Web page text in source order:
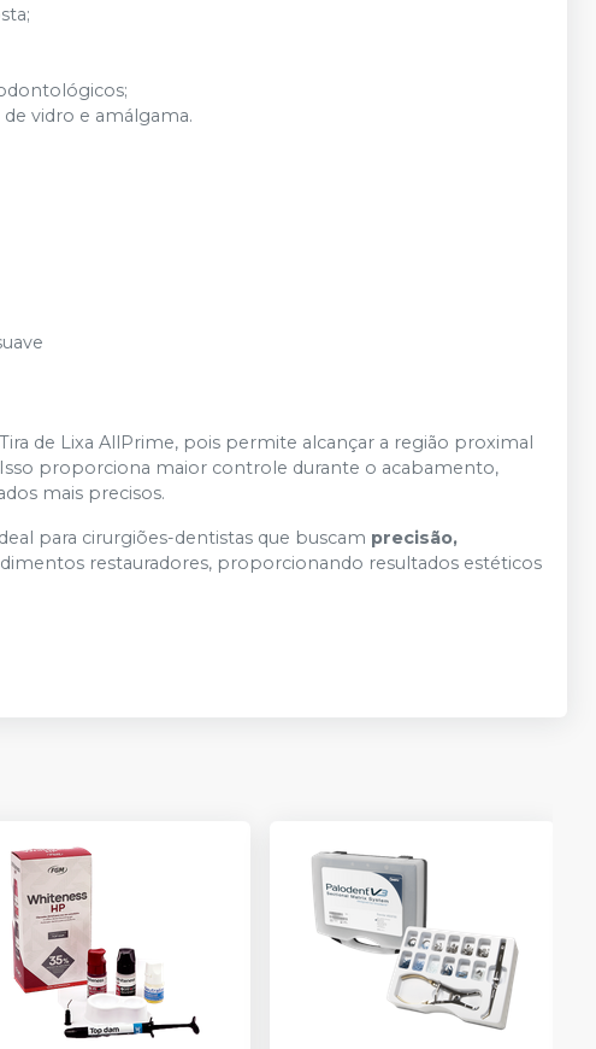
vidro e amálgama.
de Lixa AllPrime, pois permite alcançar a região proximal
proporciona maior controle durante o acabamento,
mais precisos.
para cirurgiões-dentistas que buscam precisão,
restauradores, proporcionando resultados estéticos